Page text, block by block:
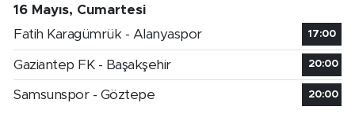
16 Mayıs, Cumartesi
Fatih Karagümrük - Alanyaspor
17:00
Gaziantep FK - Başakşehir 20:00
Samsunspor - Göztepe 20:00